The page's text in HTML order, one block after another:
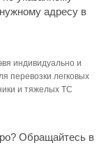
адресу в
индивидуально и
перевозки легковых
и тяжелых ТС
Обращайтесь в